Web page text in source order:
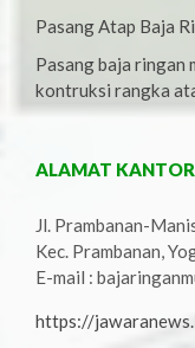
Pasang Atap Baja
Pasang baja ringan
kontruksi rangka
ALAMAT
Jl. Prambanan-
Kec. Prambanan,
E-mail :
https://